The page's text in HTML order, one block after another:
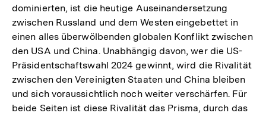
dominierten, ist die heutige Auseinandersetzung
zwischen Russland und dem Westen eingebettet in
einen alles überwölbenden globalen Konflikt zwischen
den USA und China. Unabhängig davon, wer die US-
Präsidentschaftswahl 2024 gewinnt, wird die Rivalität
zwischen den Vereinigten Staaten und China bleiben
und sich voraussichtlich noch weiter verschärfen. Für
beide Seiten ist diese Rivalität das Prisma, durch das